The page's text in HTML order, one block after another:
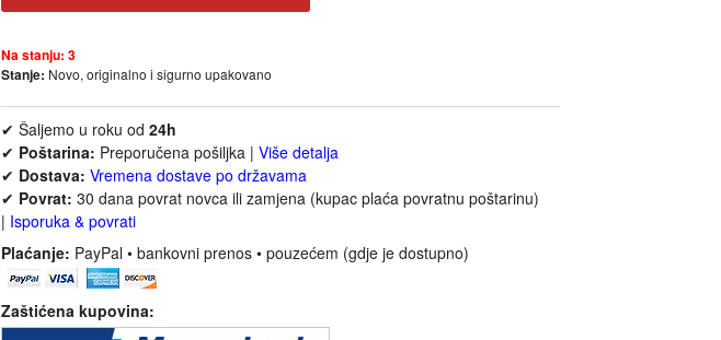
Na stanju: 3
Stanje: Novo, originalno i sigurno upakovano
✔ Šaljemo u roku od 24h
✔ Poštarina: Preporučena pošiljka | Više detalja
✔ Dostava: Vremena dostave po državama
✔ Povrat: 30 dana povrat novca ili zamjena (kupac plaća povratnu poštarinu)
| Isporuka & povrati
Plaćanje: PayPal • bankovni prenos • pouzećem (gdje je dostupno)
Zaštićena kupovina: